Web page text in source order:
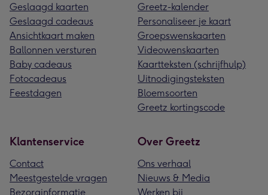
Geslaagd kaarten
Geslaagd cadeaus
Ansichtkaart maken
Ballonnen versturen
Baby cadeaus
Fotocadeaus
Feestdagen
Greetz-kalender
Personaliseer je kaart
Groepswenskaarten
Videowenskaarten
Kaartteksten (schrijfhulp)
Uitnodigingsteksten
Bloemsoorten
Greetz kortingscode
Klantenservice
Contact
Meestgestelde vragen
Bezorginformatie
Over Greetz
Ons verhaal
Nieuws & Media
Werken bij